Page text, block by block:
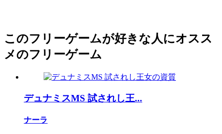
このフリーゲームが好きな人にオスス
メのフリーゲーム
デュナミスMS 試されし王...
ナーラ